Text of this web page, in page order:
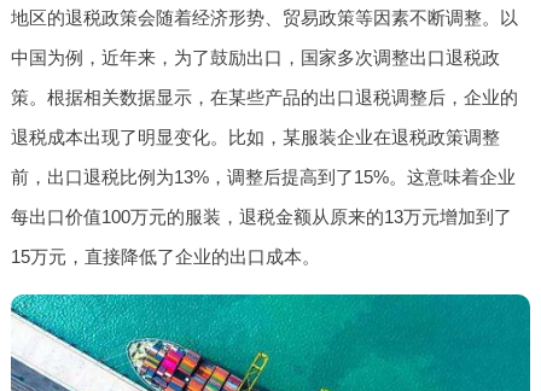
地区的退税政策会随着经济形势、贸易政策等因素不断调整。以
中国为例，近年来，为了鼓励出口，国家多次调整出口退税政
策。根据相关数据显示，在某些产品的出口退税调整后，企业的
退税成本出现了明显变化。比如，某服装企业在退税政策调整
前，出口退税比例为13%，调整后提高到了15%。这意味着企业
每出口价值100万元的服装，退税金额从原来的13万元增加到了
15万元，直接降低了企业的出口成本。